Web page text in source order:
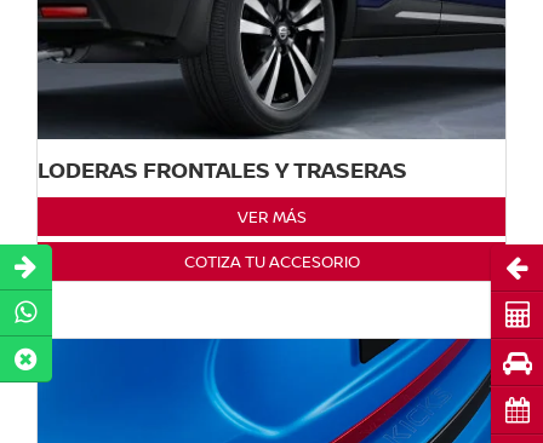
LODERAS FRONTALES Y TRASERAS
VER MÁS
COTIZA TU ACCESORIO